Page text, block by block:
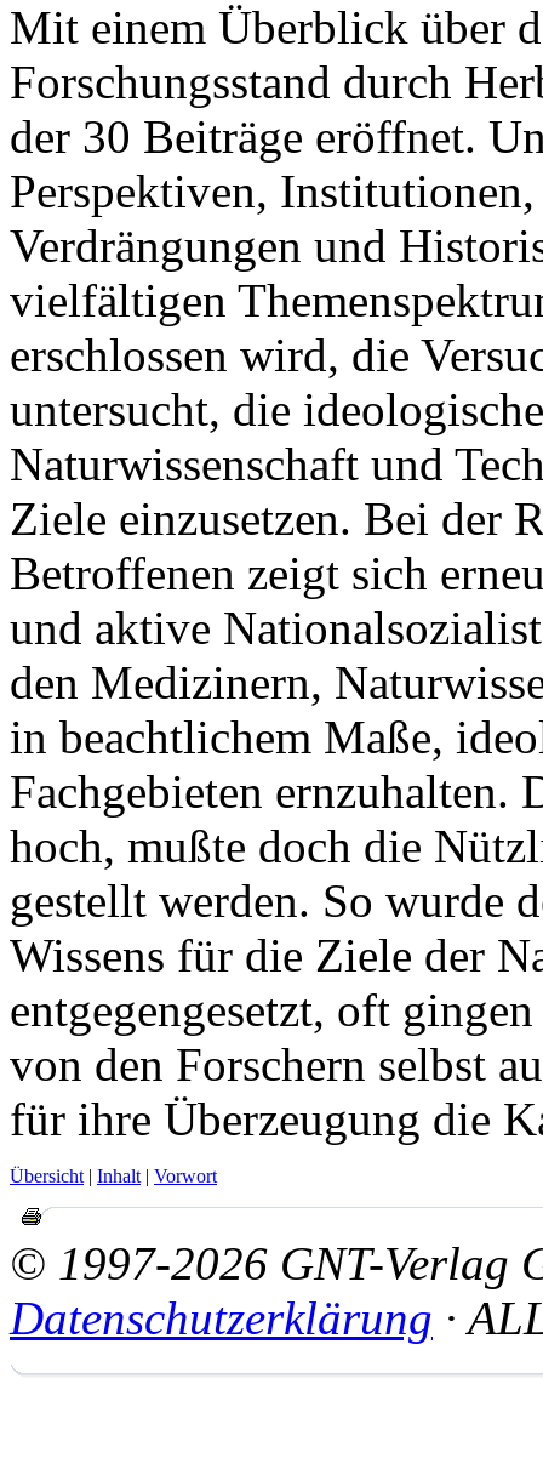
Mit einem Überblick über
Forschungsstand durch
der 30 Beiträge eröffnet.
Perspektiven,
Verdrängungen und
vielfältigen
erschlossen wird, die
untersucht, die
Naturwissenschaft und
Ziele einzusetzen. Bei der
Betroffenen zeigt sich
und aktive
den Medizinern,
in beachtlichem Maße,
Fachgebieten ernzuhalten.
hoch, mußte doch die
gestellt werden. So wurde
Wissens für die Ziele der
entgegengesetzt, oft
von den Forschern selbst
für ihre Überzeugung die
Übersicht | Inhalt | Vorwort
© 1997-2026 GNT-Verlag
Datenschutzerklärung ·